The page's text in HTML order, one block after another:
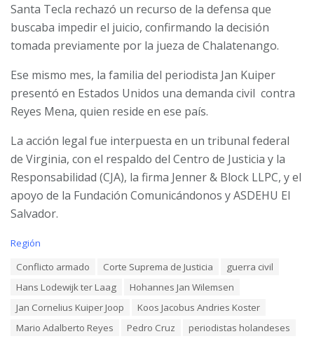
Santa Tecla rechazó un recurso de la defensa que
buscaba impedir el juicio, confirmando la decisión
tomada previamente por la jueza de Chalatenango.
Ese mismo mes, la familia del periodista Jan Kuiper
presentó en Estados Unidos una demanda civil contra
Reyes Mena, quien reside en ese país.
La acción legal fue interpuesta en un tribunal federal
de Virginia, con el respaldo del Centro de Justicia y la
Responsabilidad (CJA), la firma Jenner & Block LLPC, y el
apoyo de la Fundación Comunicándonos y ASDEHU El
Salvador.
C
Región
Conflicto armado Corte Suprema de Justicia
guerra civil
Hans Lodewijk ter Laag
Hohannes Jan Wilemsen
Jan Cornelius Kuiper Joop
Koos Jacobus Andries Koster
Mario Adalberto Reyes
Pedro Cruz periodistas holandeses